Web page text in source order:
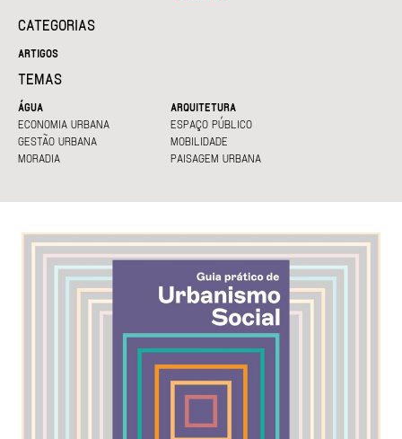
CATEGORIAS
ARTIGOS
TEMAS
ÁGUA
ARQUITETURA
ECONOMIA URBANA
ESPAÇO PÚBLICO
GESTÃO URBANA
MOBILIDADE
MORADIA
PAISAGEM URBANA